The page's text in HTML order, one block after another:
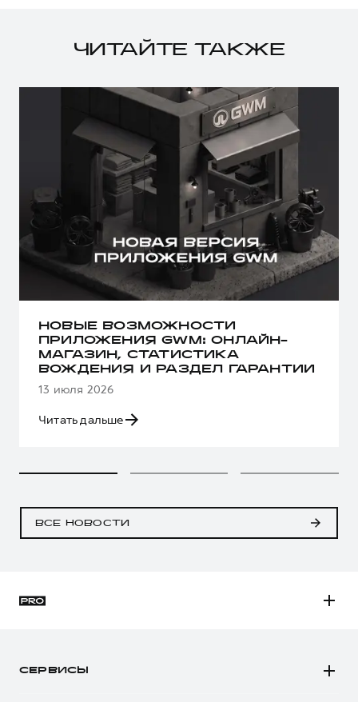
ЧИТАЙТЕ ТАКЖЕ
НОВЫЕ ВОЗМОЖНОСТИ
ПРИЛОЖЕНИЯ GWM: ОНЛАЙН-
МАГАЗИН, СТАТИСТИКА
ВОЖДЕНИЯ И РАЗДЕЛ ГАРАНТИИ
13 июля 2026
Читать дальше
ВСЕ НОВОСТИ
СЕРВИСЫ